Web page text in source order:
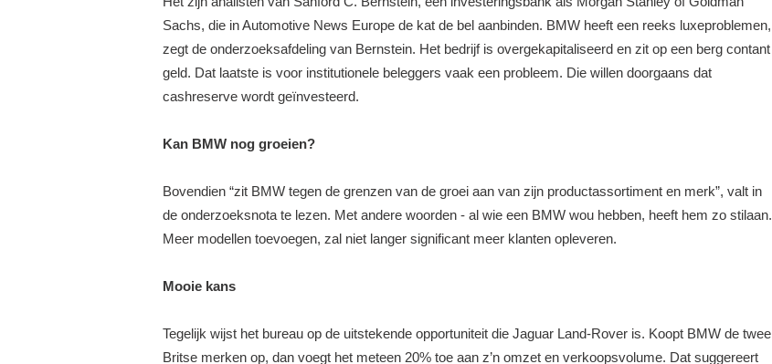
Sachs, die in Automotive News Europe de kat de bel aanbinden. BMW heeft een reeks luxeproblemen,
zegt de onderzoeksafdeling van Bernstein. Het bedrijf is overgekapitaliseerd en zit op een berg contant
geld. Dat laatste is voor institutionele beleggers vaak een probleem. Die willen doorgaans dat
cashreserve wordt geïnvesteerd.
Kan BMW nog groeien?
Bovendien “zit BMW tegen de grenzen van de groei aan van zijn productassortiment en merk”, valt in
de onderzoeksnota te lezen. Met andere woorden - al wie een BMW wou hebben, heeft hem zo stilaan.
Meer modellen toevoegen, zal niet langer significant meer klanten opleveren.
Mooie kans
Tegelijk wijst het bureau op de uitstekende opportuniteit die Jaguar Land-Rover is. Koopt BMW de twee
Britse merken op, dan voegt het meteen 20% toe aan z’n omzet en verkoopsvolume. Dat suggereert